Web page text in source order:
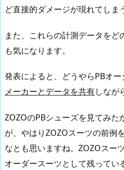
ど直接的ダメージが現れてしま
また、これらの計測データを
も気になります。
発表によると、どうやらPBオー
メーカーとデータを共有しなが
ZOZOのPBシューズを見てみた
が、やはりZOZOスーツの前例
なとも思いますね。ZOZOスー
オーダースーツとして残ってい